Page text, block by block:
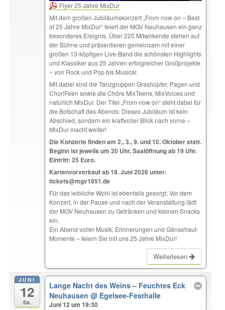
Flyer 25 Jahre MixDur
Mit dem großen Jubiläumskonzert „From now on – Best
of 25 Jahre MixDur“ feiert der MGV Neuhausen ein ganz
besonderes Ereignis. Über 220 Mitwirkende stehen auf
der Bühne und präsentieren gemeinsam mit einer
großen 13-köpfigen Live-Band die schönsten Highlights
und Klassiker aus 25 Jahren erfolgreicher Großprojekte
– von Rock und Pop bis Musical.
Mit dabei sind die Tanzgruppen Grashüpfer, Pagen und
ChoriFeen sowie die Chöre MixTeens, MixVoices und
natürlich MixDur. Der Titel „From now on“ steht dabei für
die Botschaft des Abends: Dieses Jubiläum ist kein
Abschied, sondern ein kraftvoller Blick nach vorne –
MixDur macht weiter!
Die Konzerte finden am 2., 3., 9. und 10. Oktober statt.
Beginn ist jeweils um 20 Uhr, Saalöffnung ab 19 Uhr.
Eintritt: 25 Euro.
Kartenvorverkauf ab 18. Juni 2026 unter:
tickets@mgv1851.de
Für das leibliche Wohl ist ebenfalls gesorgt: Vor dem
Konzert, in der Pause und nach der Veranstaltung lädt
der MGV Neuhausen zu Getränken und kleinen Snacks
ein.
Ein Abend voller Musik, Erinnerungen und Gänsehaut-
Momente – feiern Sie mit uns 25 Jahre MixDur!
Weiterlesen
JUNI
12
Sa.
Lange Nacht des Weins – Feuchtes Eck
Neuhausen@ Egelsee-Festhalle
Juni 12 um 19:30